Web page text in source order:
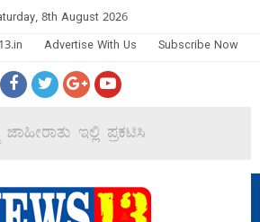
8th August 2026
Advertise With Us Subscribe Now